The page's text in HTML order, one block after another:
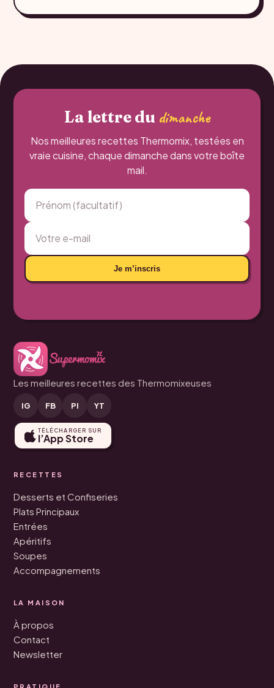
La lettre du dimanche
Nos meilleures recettes Thermomix, testées en
vraie cuisine, chaque dimanche dans votre boîte
mail.
Je m’inscris
Les meilleures recettes des Thermomixeuses
IG FB PI YT
TÉLÉCHARGER SUR
l’App Store
RECETTES
Desserts et Confiseries
Plats Principaux
Entrées
Apéritifs
Soupes
Accompagnements
LA MAISON
À propos
Contact
Newsletter
PRATIQUE